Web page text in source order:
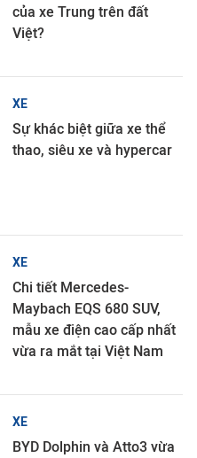
của xe Trung trên đất
Việt?
XE
Sự khác biệt giữa xe thể
thao, siêu xe và hypercar
XE
Chi tiết Mercedes-
Maybach EQS 680 SUV,
mẫu xe điện cao cấp nhất
vừa ra mắt tại Việt Nam
XE
BYD Dolphin và Atto3 vừa